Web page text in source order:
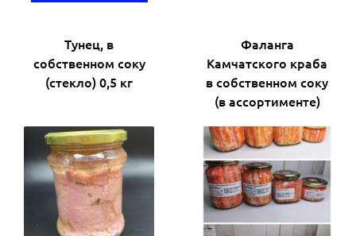
Тунец, в
собственном соку
(стекло) 0,5 кг
Фаланга
Камчатского краба
в собственном соку
(в ассортименте)